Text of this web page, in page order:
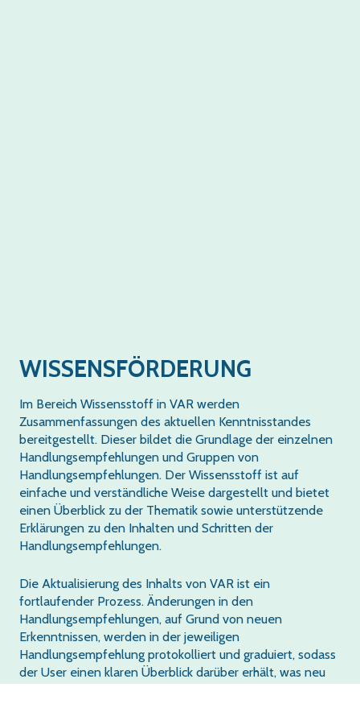
WISSENSFÖRDERUNG
Im Bereich Wissensstoff in VAR werden
Zusammenfassungen des aktuellen Kenntnisstandes
bereitgestellt. Dieser bildet die Grundlage der einzelnen
Handlungsempfehlungen und Gruppen von
Handlungsempfehlungen. Der Wissensstoff ist auf
einfache und verständliche Weise dargestellt und bietet
einen Überblick zu der Thematik sowie unterstützende
Erklärungen zu den Inhalten und Schritten der
Handlungsempfehlungen.
Die Aktualisierung des Inhalts von VAR ist ein
fortlaufender Prozess. Änderungen in den
Handlungsempfehlungen, auf Grund von neuen
Erkenntnissen, werden in der jeweiligen
Handlungsempfehlung protokolliert und graduiert, sodass
der User einen klaren Überblick darüber erhält, was neu
ist oder verändert wurde.